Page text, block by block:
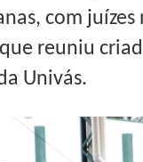
com
reuniu
Univás.